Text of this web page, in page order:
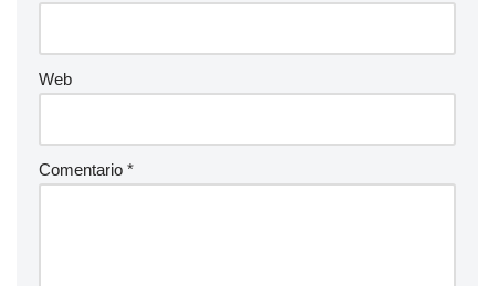
Web
Comentario *